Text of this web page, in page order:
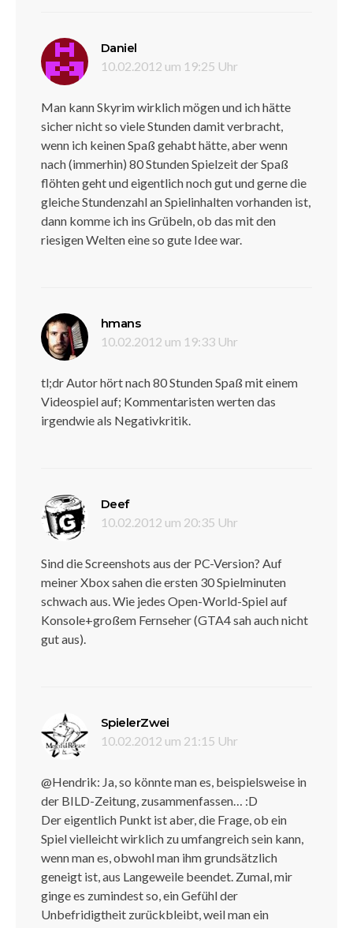
Daniel
10.02.2012 um 19:25 Uhr
Man kann Skyrim wirklich mögen und ich hätte
sicher nicht so viele Stunden damit verbracht,
wenn ich keinen Spaß gehabt hätte, aber wenn
nach (immerhin) 80 Stunden Spielzeit der Spaß
flöhten geht und eigentlich noch gut und gerne die
gleiche Stundenzahl an Spielinhalten vorhanden ist,
dann komme ich ins Grübeln, ob das mit den
riesigen Welten eine so gute Idee war.
hmanssagt:
10.02.2012 um 19:33 Uhr
tl;dr Autor hört nach 80 Stunden Spaß mit einem
Videospiel auf; Kommentaristen werten das
irgendwie als Negativkritik.
Deefsagt:
10.02.2012 um 20:35 Uhr
Sind die Screenshots aus der PC-Version? Auf
meiner Xbox sahen die ersten 30 Spielminuten
schwach aus. Wie jedes Open-World-Spiel auf
Konsole+großem Fernseher (GTA4 sah auch nicht
gut aus).
SpielerZwei
10.02.2012 um 21:15 Uhr
@Hendrik: Ja, so könnte man es, beispielsweise in
der BILD-Zeitung, zusammenfassen… :D
Der eigentlich Punkt ist aber, die Frage, ob ein
Spiel vielleicht wirklich zu umfangreich sein kann,
wenn man es, obwohl man ihm grundsätzlich
geneigt ist, aus Langeweile beendet. Zumal, mir
ginge es zumindest so, ein Gefühl der
Unbefridigtheit zurückbleibt, weil man ein